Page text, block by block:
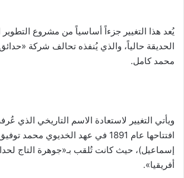
يُعد هذا التغيير جزءاً أساسياً من مشروع
الحديقة حالياً، والذي يُنفذه تحالف شركة
محمد كامل.
ويأتي التغيير لاستعادة الاسم التاريخي الذي
افتتاحها عام 1891 في عهد الخديوي
إسماعيل)، حيث كانت تُلقب بـ«جوهرة التاج
أفريقيا».